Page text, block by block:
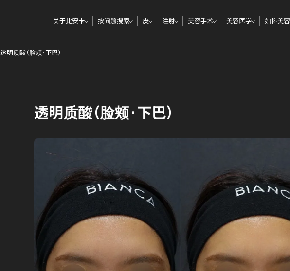
关于比安卡 按问题搜索 皮 注射 美容手术 美容医学 妇科美容
透明质酸（脸颊·下巴）
透明质酸（脸颊·下巴）